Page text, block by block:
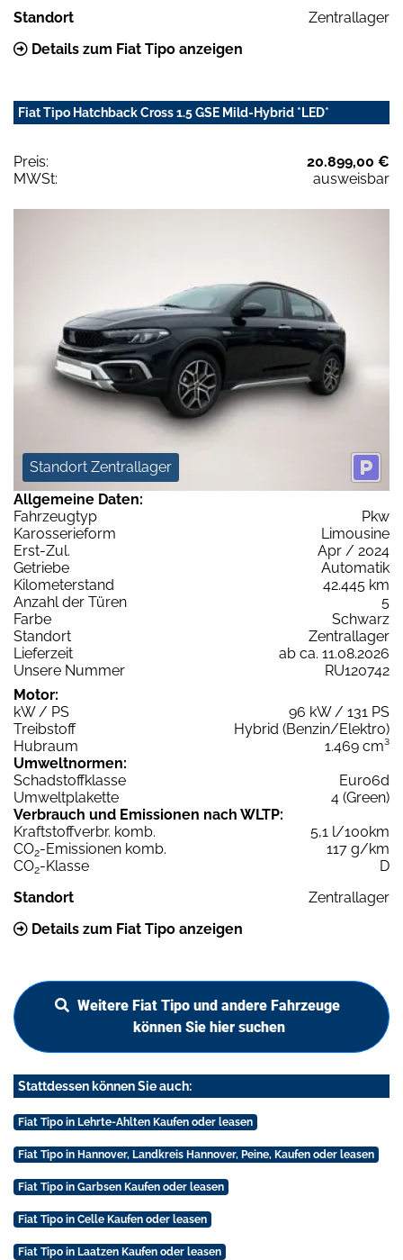
Standort
Zentrallager
Details zum Fiat Tipo anzeigen
Fiat Tipo Hatchback Cross 1.5 GSE Mild-Hybrid *LED*
Preis:
20.899,00 €
MWSt:
ausweisbar
Standort Zentrallager
Allgemeine Daten:
Fahrzeugtyp
Pkw
Karosserieform
Limousine
Erst-Zul.
Apr / 2024
Getriebe
Automatik
Kilometerstand
42.445 km
Anzahl der Türen
5
Farbe
Schwarz
Standort
Zentrallager
Lieferzeit
ab ca. 11.08.2026
Unsere Nummer
RU120742
Motor:
kW / PS
96 kW / 131 PS
Treibstoff
Hybrid (Benzin/Elektro)
Hubraum
1.469 cm³
Umweltnormen:
Schadstoffklasse
Euro6d
Umweltplakette
4 (Green)
Verbrauch und Emissionen nach WLTP:
Kraftstoffverbr. komb.
5,1 l/100km
CO2-Emissionen komb.
117 g/km
CO2-Klasse
D
Standort
Zentrallager
Details zum Fiat Tipo anzeigen
Weitere Fiat Tipo und andere Fahrzeuge
können Sie hier suchen
Stattdessen können Sie auch:
Fiat Tipo in Lehrte-Ahlten Kaufen oder leasen
Fiat Tipo in Hannover, Landkreis Hannover, Peine, Kaufen oder leasen
Fiat Tipo in Garbsen Kaufen oder leasen
Fiat Tipo in Celle Kaufen oder leasen
Fiat Tipo in Laatzen Kaufen oder leasen